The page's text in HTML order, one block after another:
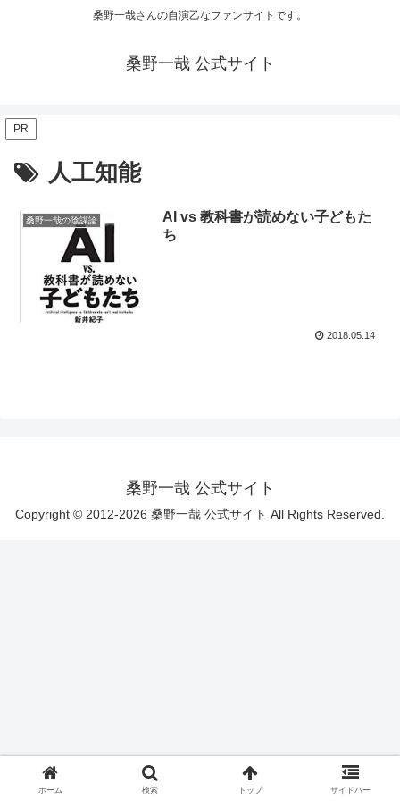
桑野一哉さんの自演乙なファンサイトです。
桑野一哉 公式サイト
PR
人工知能
桑野一哉の陰謀論
AI vs 教科書が読めない子どもた
ち
2018.05.14
桑野一哉 公式サイト
Copyright © 2012-2026 桑野一哉 公式サイト All Rights Reserved.
ホーム 検索 トップ サイドバー